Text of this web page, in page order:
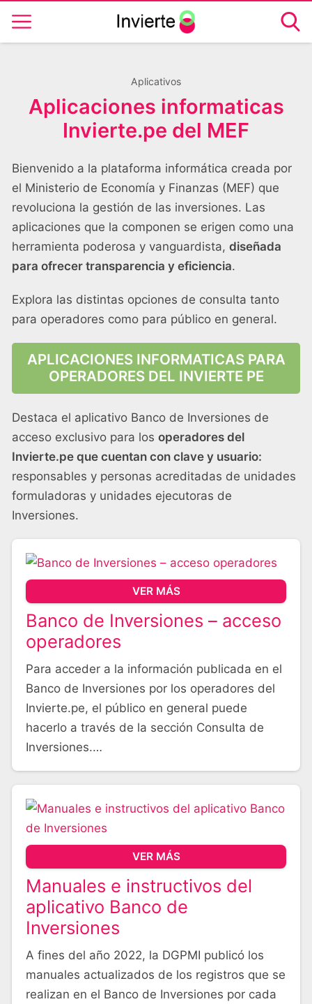
Aplicativos
Aplicaciones informaticas
Invierte.pe del MEF
Bienvenido a la plataforma informática creada por
el Ministerio de Economía y Finanzas (MEF) que
revoluciona la gestión de las inversiones. Las
aplicaciones que la componen se erigen como una
herramienta poderosa y vanguardista, diseñada
para ofrecer transparencia y eficiencia.
Explora las distintas opciones de consulta tanto
para operadores como para público en general.
APLICACIONES INFORMATICAS PARA
OPERADORES DEL INVIERTE PE
Destaca el aplicativo Banco de Inversiones de
acceso exclusivo para los operadores del
Invierte.pe que cuentan con clave y usuario:
responsables y personas acreditadas de unidades
formuladoras y unidades ejecutoras de
Inversiones.
VER MÁS
Banco de Inversiones – acceso
operadores
Para acceder a la información publicada en el
Banco de Inversiones por los operadores del
Invierte.pe, el público en general puede
hacerlo a través de la sección Consulta de
Inversiones.…
VER MÁS
Manuales e instructivos del
aplicativo Banco de
Inversiones
A fines del año 2022, la DGPMI publicó los
manuales actualizados de los registros que se
realizan en el Banco de Inversiones por cada